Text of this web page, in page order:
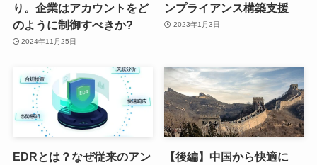
り。企業はアカウントをど
のように制御すべきか?
2024年11月25日
ンプライアンス構築支援
2023年1月3日
EDRとは？なぜ従来のアン
【後編】中国から快適に